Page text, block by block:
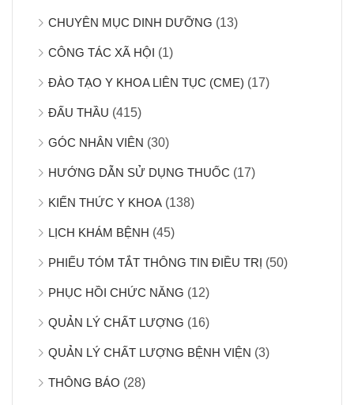
CHUYÊN MỤC DINH DƯỠNG (13)
CÔNG TÁC XÃ HỘI (1)
ĐÀO TẠO Y KHOA LIÊN TỤC (CME) (17)
ĐẤU THẦU (415)
GÓC NHÂN VIÊN (30)
HƯỚNG DẪN SỬ DỤNG THUỐC (17)
KIẾN THỨC Y KHOA (138)
LỊCH KHÁM BỆNH (45)
PHIẾU TÓM TẮT THÔNG TIN ĐIỀU TRỊ (50)
PHỤC HỒI CHỨC NĂNG (12)
QUẢN LÝ CHẤT LƯỢNG (16)
QUẢN LÝ CHẤT LƯỢNG BỆNH VIỆN (3)
THÔNG BÁO (28)